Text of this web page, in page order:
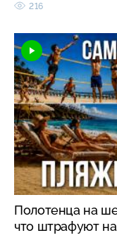
216
Полотенца на
что штрафуют